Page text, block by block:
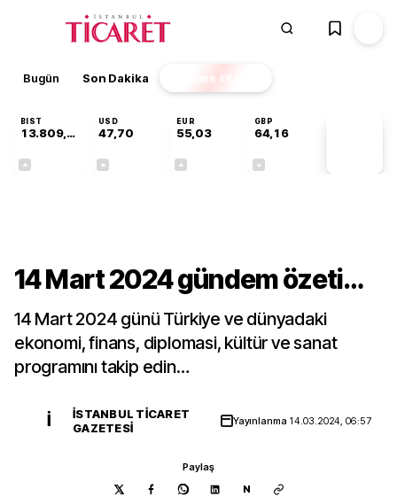
Bugün Son Dakika Finans EKSTRA
BIST
13.809,07
USD
47,70
EUR
55,03
GBP
64,16
14 Mart 2024 gündem özeti…
14 Mart 2024 günü Türkiye ve dünyadaki
ekonomi, finans, diplomasi, kültür ve sanat
programını takip edin…
İ
İSTANBUL TICARET
GAZETESI
Yayınlanma 14.03.2024, 06:57
Paylaş
N